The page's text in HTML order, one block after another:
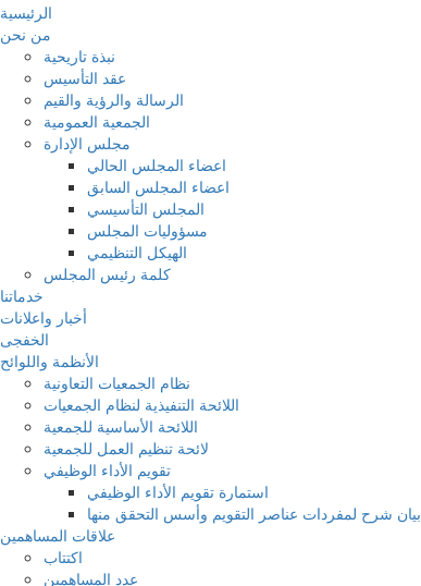
الرئيسية
من نحن
نبذة تاريحية
عقد التأسيس
الرسالة والرؤية والقيم
الجمعية العمومية
مجلس الإدارة
اعضاء المجلس الحالي
اعضاء المجلس السابق
المجلس التأسيسي
مسؤوليات المجلس
الهيكل التنظيمي
كلمة رئيس المجلس
خدماتنا
أخبار واعلانات
الخفجى
الأنظمة واللوائح
نظام الجمعيات التعاونية
اللائحة التنفيذية لنظام الجمعيات
اللائحة الأساسية للجمعية
لائحة تنظيم العمل للجمعية
تقويم الأداء الوظيفي
استمارة تقويم الأداء الوظيفي
بيان شرح لمفردات عناصر التقويم وأسس التحقق منها
علاقات المساهمين
اكتتاب
عدد المساهمين